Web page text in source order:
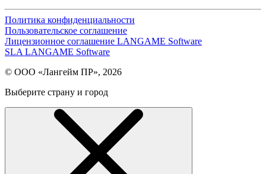
Политика конфиденциальности
Пользовательское соглашение
Лицензионное соглашение LANGAME Software
SLA LANGAME Software
© ООО «Лангейм ПР», 2026
Выберите страну и город